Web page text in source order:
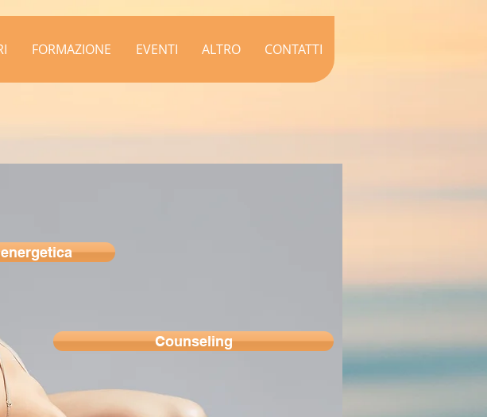
FORMAZIONE EVENTI ALTRO CONTATTI
Counseling